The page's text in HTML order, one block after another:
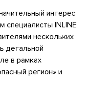
интерес
специалисты INLINE
нескольких
детальной
в рамках
регион» и